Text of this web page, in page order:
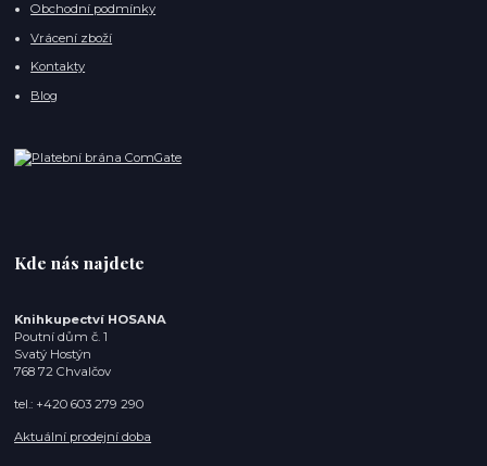
Obchodní podmínky
Vrácení zboží
Kontakty
Blog
Kde nás najdete
Knihkupectví HOSANA
Poutní dům č. 1
Svatý Hostýn
768 72 Chvalčov
tel.: +420 603 279 290
Aktuální prodejní doba